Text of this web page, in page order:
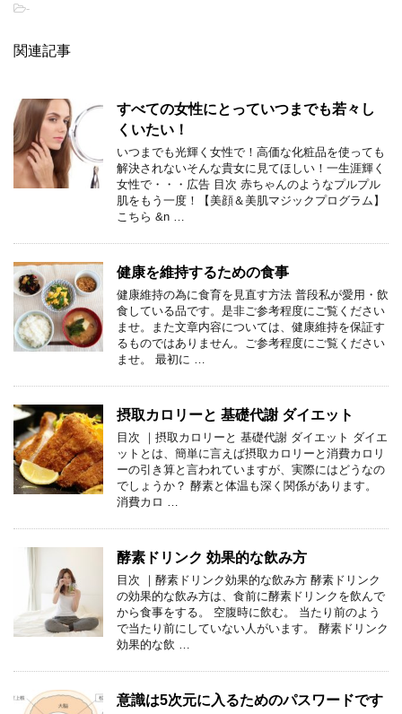
-
関連記事
すべての女性にとっていつまでも若々し
くいたい！
いつまでも光輝く女性で！高価な化粧品を使っても
解決されないそんな貴女に見てほしい！一生涯輝く
女性で・・・広告 目次 赤ちゃんのようなプルプル
肌をもう一度！【美顔＆美肌マジックプログラム】
こちら &n …
健康を維持するための食事
健康維持の為に食育を見直す方法 普段私が愛用・飲
食している品です。是非ご参考程度にご覧ください
ませ。また文章内容については、健康維持を保証す
るものではありません。ご参考程度にご覧ください
ませ。 最初に …
摂取カロリーと 基礎代謝 ダイエット
目次 ｜摂取カロリーと 基礎代謝 ダイエット ダイエ
ットとは、簡単に言えば摂取カロリーと消費カロリ
ーの引き算と言われていますが、実際にはどうなの
でしょうか？ 酵素と体温も深く関係があります。
消費カロ …
酵素ドリンク 効果的な飲み方
目次 ｜酵素ドリンク効果的な飲み方 酵素ドリンク
の効果的な飲み方は、食前に酵素ドリンクを飲んで
から食事をする。 空腹時に飲む。 当たり前のよう
で当たり前にしていない人がいます。 酵素ドリンク
効果的な飲 …
意識は5次元に入るためのパスワードです